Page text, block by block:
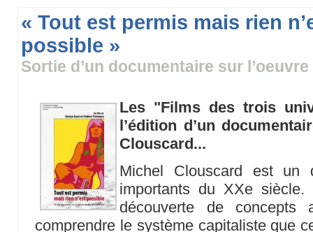
« Tout est permis mais rien
possible »
Sortie d’un documentaire sur
Les "Films des trois
l’édition d’un
Clouscard...
Michel Clouscard est un
importants du XXe
découverte de concepts
comprendre le système capitaliste que